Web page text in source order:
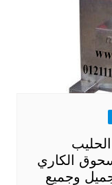
الكاري
وجميع